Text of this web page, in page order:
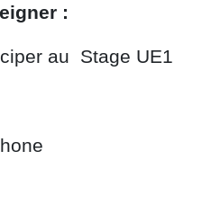
:
au Stage UE1